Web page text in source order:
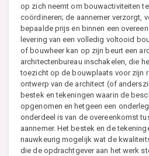
op zich neemt om bouwactiviteiten
coördineren; de aannemer verzorgt,
bepaalde prijs en binnen een
levering van een volledig voltooid
of bouwheer kan op zijn beurt een
architectenbureau inschakelen, die
toezicht op de bouwplaats voor zijn
ontwerp van de architect (of
bestek en tekeningen waarin de
opgenomen en hetgeen een
onderdeel is van de overeenkomst
aannemer. Het bestek en de
nauwkeurig mogelijk wat de
die de opdrachtgever aan het werk